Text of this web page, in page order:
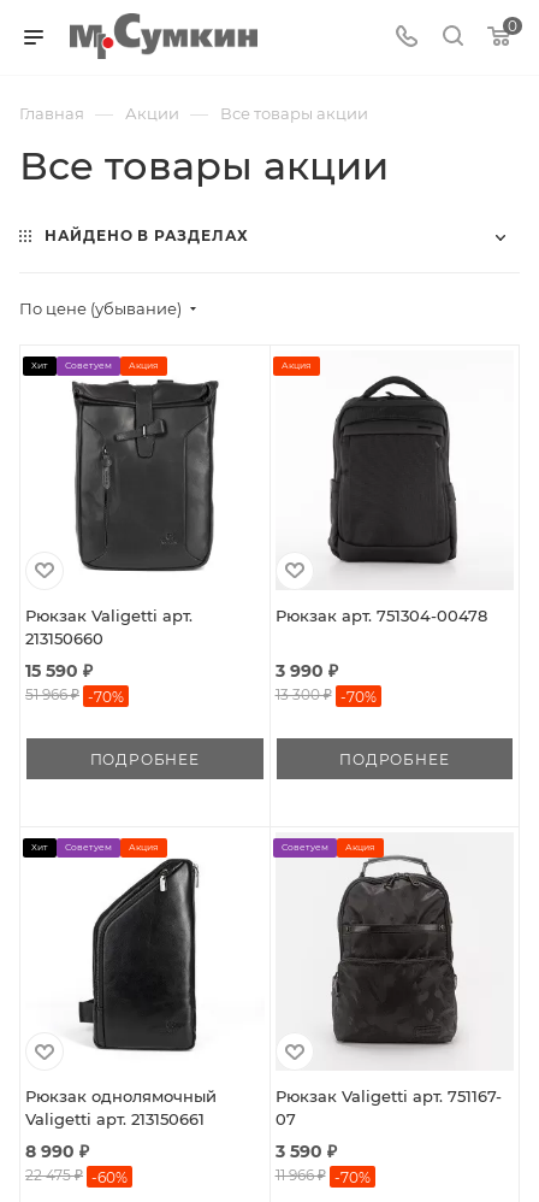
0
Главная — Акции — Все товары акции
Все товары акции
НАЙДЕНО В РАЗДЕЛАХ
По цене (убывание)
Хит Советуем Акция
Рюкзак Valigetti арт.
213150660
15 590 ₽
51 966 ₽ -70%
ПОДРОБНЕЕ
Акция
Рюкзак арт. 751304-00478
3 990 ₽
13 300 ₽ -70%
ПОДРОБНЕЕ
Хит Советуем Акция
Рюкзак однолямочный
Valigetti арт. 213150661
8 990 ₽
22 475 ₽ -60%
Советуем Акция
Рюкзак Valigetti арт. 751167-
07
3 590 ₽
11 966 ₽ -70%